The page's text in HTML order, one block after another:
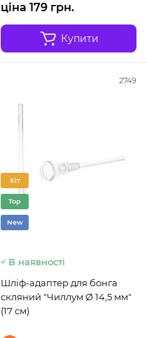
ціна 179 грн.
Купити
2749
Хіт
Top
New
В наявності
Шліф-адаптер для бонга
скляний "Чиллум Ø 14,5 мм"
(17 см)